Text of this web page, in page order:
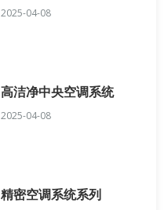
2025-04-08
高洁净中央空调系统
2025-04-08
精密空调系统系列